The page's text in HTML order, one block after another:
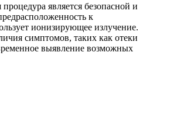
является безопасной и
к
ионизирующее излучение.
симптомов, таких как отеки
выявление возможных